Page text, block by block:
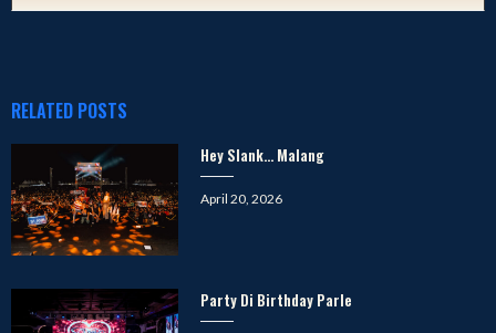
RELATED POSTS
Hey Slank… Malang
Posted
April 20, 2026
Party Di Birthday Parle